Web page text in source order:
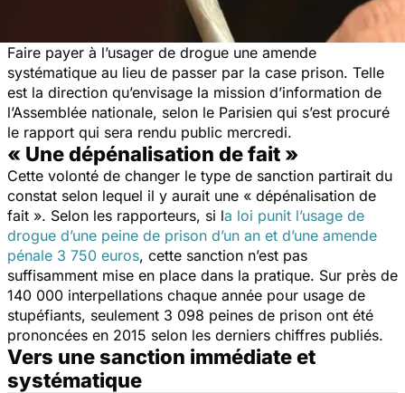
Faire payer à l’usager de drogue une amende
systématique au lieu de passer par la case prison. Telle
est la direction qu’envisage la mission d’information de
l’Assemblée nationale, selon le Parisien qui s’est procuré
le rapport qui sera rendu public mercredi.
« Une dépénalisation de fait »
Cette volonté de changer le type de sanction partirait du
constat selon lequel il y aurait une « dépénalisation de
fait ». Selon les rapporteurs, si la loi punit l’usage de
drogue d’une peine de prison d’un an et d’une amende
pénale 3 750 euros, cette sanction n’est pas
suffisamment mise en place dans la pratique. Sur près de
140 000 interpellations chaque année pour usage de
stupéfiants, seulement 3 098 peines de prison ont été
prononcées en 2015 selon les derniers chiffres publiés.
Vers une sanction immédiate et
systématique